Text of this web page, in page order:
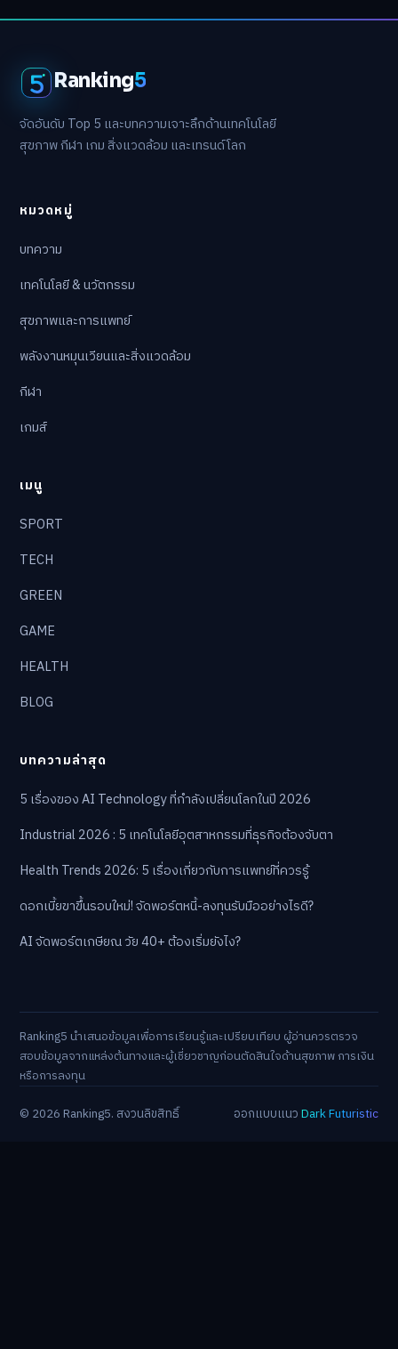
Ranking5
จัดอันดับ Top 5 และบทความเจาะลึกด้านเทคโนโลยี
สุขภาพ กีฬา เกม สิ่งแวดล้อม และเทรนด์โลก
หมวดหมู่
บทความ
เทคโนโลยี & นวัตกรรม
สุขภาพและการแพทย์
พลังงานหมุนเวียนและสิ่งแวดล้อม
กีฬา
เกมส์
เมนู
SPORT
TECH
GREEN
GAME
HEALTH
BLOG
บทความล่าสุด
5 เรื่องของ AI Technology ที่กำลังเปลี่ยนโลกในปี 2026
Industrial 2026 : 5 เทคโนโลยีอุตสาหกรรมที่ธุรกิจต้องจับตา
Health Trends 2026: 5 เรื่องเกี่ยวกับการแพทย์ที่ควรรู้
ดอกเบี้ยขาขึ้นรอบใหม่! จัดพอร์ตหนี้-ลงทุนรับมืออย่างไรดี?
AI จัดพอร์ตเกษียณ วัย 40+ ต้องเริ่มยังไง?
Ranking5 นำเสนอข้อมูลเพื่อการเรียนรู้และเปรียบเทียบ ผู้อ่านควรตรวจ
สอบข้อมูลจากแหล่งต้นทางและผู้เชี่ยวชาญก่อนตัดสินใจด้านสุขภาพ การเงิน
หรือการลงทุน
© 2026 Ranking5. สงวนลิขสิทธิ์
ออกแบบแนวDark Futuristic